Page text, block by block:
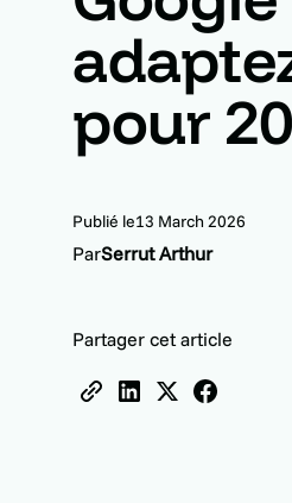
pour
Publié le13 March 2026
ParSerrut Arthur
Partager cet article